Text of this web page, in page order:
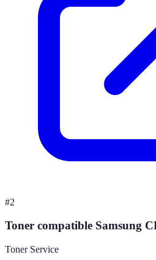
#2
Toner compatible Samsung
Toner Service